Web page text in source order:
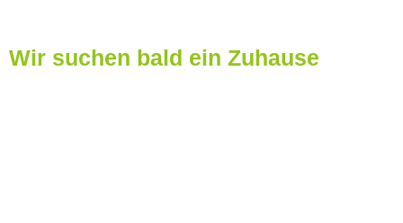
Wir suchen bald ein Zuhause